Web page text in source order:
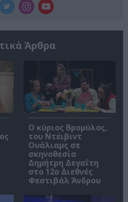
Άρθρα
O κύριος Βρομύλος,
του Ντέιβιντ
Ουάλιαμς σε
σκηνοθεσία
Δημήτρη Δεγαΐτη
στο 12ο Διεθνές
Φεστιβάλ Άνδρου